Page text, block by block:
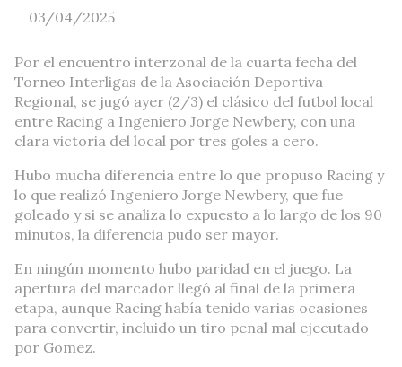
03/04/2025
Por el encuentro interzonal de la cuarta fecha del
Torneo Interligas de la Asociación Deportiva
Regional, se jugó ayer (2/3) el clásico del futbol local
entre Racing a Ingeniero Jorge Newbery, con una
clara victoria del local por tres goles a cero.
Hubo mucha diferencia entre lo que propuso Racing y
lo que realizó Ingeniero Jorge Newbery, que fue
goleado y si se analiza lo expuesto a lo largo de los 90
minutos, la diferencia pudo ser mayor.
En ningún momento hubo paridad en el juego. La
apertura del marcador llegó al final de la primera
etapa, aunque Racing había tenido varias ocasiones
para convertir, incluido un tiro penal mal ejecutado
por Gomez.